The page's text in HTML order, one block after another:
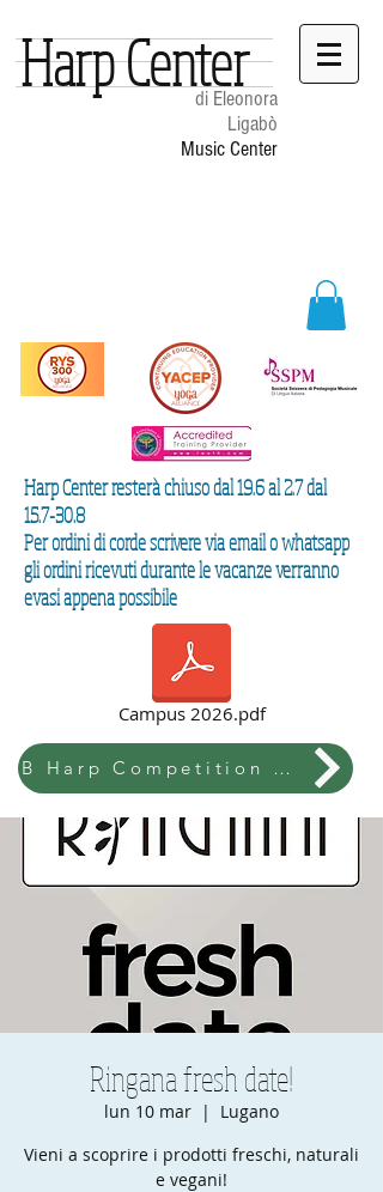
di Eleonora
Ligabò
Music Center
Harp Center
Harp Center resterà chiuso dal 19.6 al 2.7 dal
15.7-30.8
Per ordini di corde scrivere via email o whatsapp
gli ordini ricevuti durante le vacanze verranno
evasi appena possibile
Campus 2026.pdf
B Harp Competition & Festival
Ringana fresh date!
lun 10 mar
  |
Lugano
Vieni a scoprire i prodotti freschi, naturali
e vegani!